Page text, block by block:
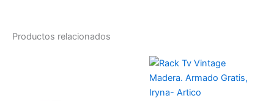
Productos relacionados